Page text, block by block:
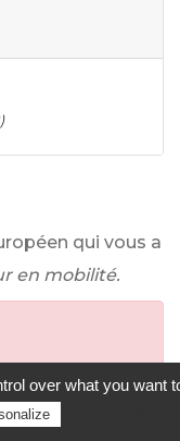
qui vous a
en mobilité.
également
sur le
over what you want